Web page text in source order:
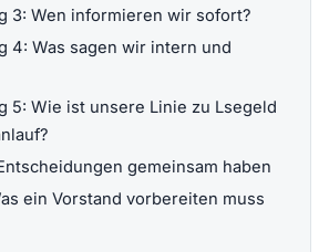
3: Wen informieren wir sofort?
4: Was sagen wir intern und
5: Wie ist unsere Linie zu Lsegeld
gemeinsam haben
ein Vorstand vorbereiten muss